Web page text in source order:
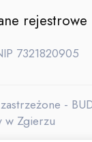
rejestrowe
7321820905
-
w